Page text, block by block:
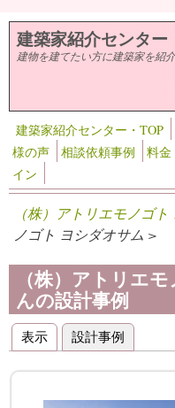
メインコンテンツに移動
建築家紹介センター
建物を建てたい方に建築家を紹
建築家紹介センター・TOP
様の声
相談依頼事例 料金
イン
（株）アトリエモノゴ
ノゴト ヨシダオサム >
（株）アトリエ
んの設計事例
プライマリータブ
表示 設計事例